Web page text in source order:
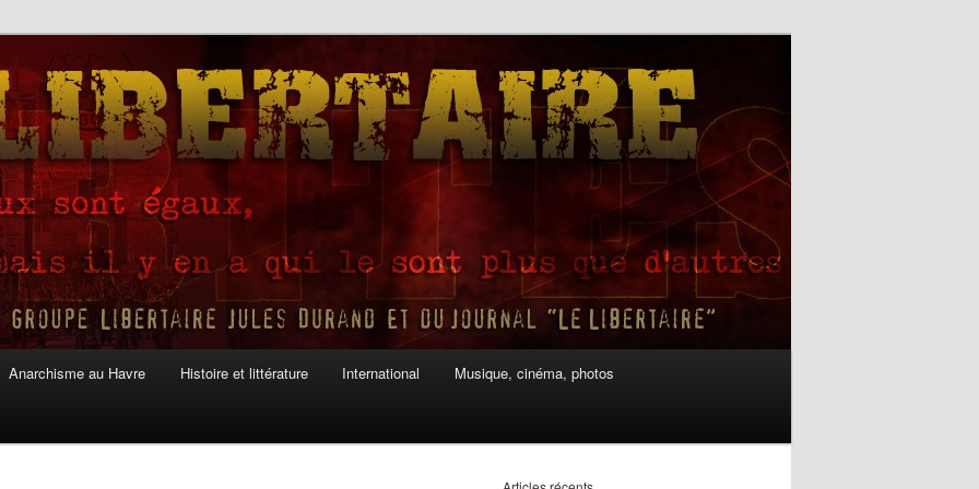
Anarchisme au Havre Histoire et littérature International Musique, cinéma, photos